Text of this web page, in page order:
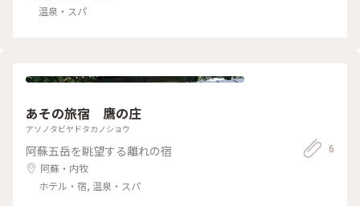
温泉・スパ
あその旅宿 鷹の庄
アソノタビヤドタカノショウ
阿蘇五岳を眺望する離れの宿
阿蘇・内牧
ホテル・宿, 温泉・スパ
6